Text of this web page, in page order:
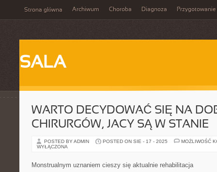
Strona główna Archiwum Choroba Diagnoza Przygotowanie
SALA
WARTO DECYDOWAĆ SIĘ NA
CHIRURGÓW, JACY SĄ W STANIE
POSTED BY ADMIN POSTED ON SIE - 17 - 2025
MOŻLIWOŚĆ
WYŁĄCZONA
Monstrualnym uznaniem cieszy się aktualnie rehabilitacja